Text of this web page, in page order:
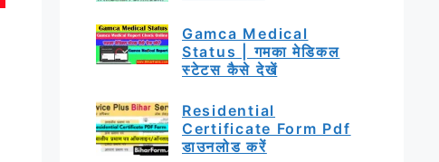
Gamca Medical
Status | गमका मेडिकल
स्टेटस कैसे देखें
Residential
Certificate Form Pdf
डाउनलोड करें